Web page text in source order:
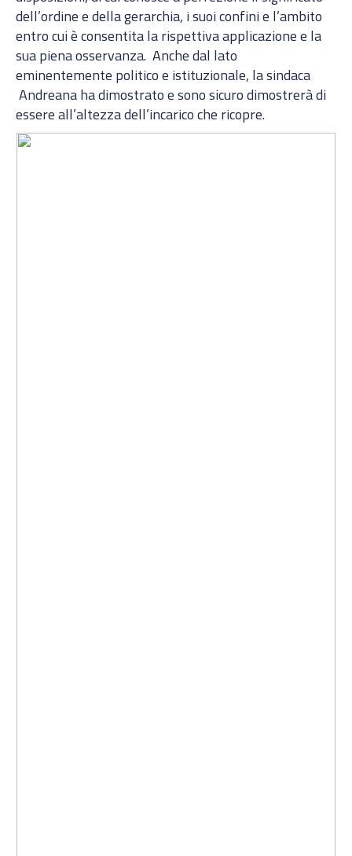
dell’ordine e della gerarchia, i suoi confini e l’ambito
entro cui è consentita la rispettiva applicazione e la
sua piena osservanza. Anche dal lato
eminentemente politico e istituzionale, la sindaca
Andreana ha dimostrato e sono sicuro dimostrerà di
essere all’altezza dell’incarico che ricopre.